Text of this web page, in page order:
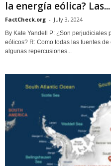
la energía eólica? Las...
FactCheck.org - July 3, 2024
By Kate Yandell P: ¿Son perjudiciales
eólicos? R: Como todas las fuentes
algunas repercusiones...